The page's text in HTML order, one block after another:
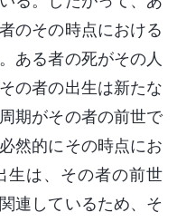
のその時点における
ある者の死がその人
の者の出生は新たな
期がその者の前世で
然的にその時点にお
生は、その者の前世
連しているため、そ